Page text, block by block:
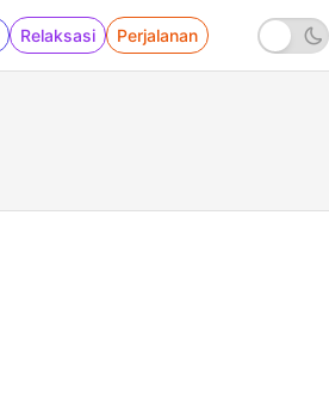
Relaksasi Perjalanan